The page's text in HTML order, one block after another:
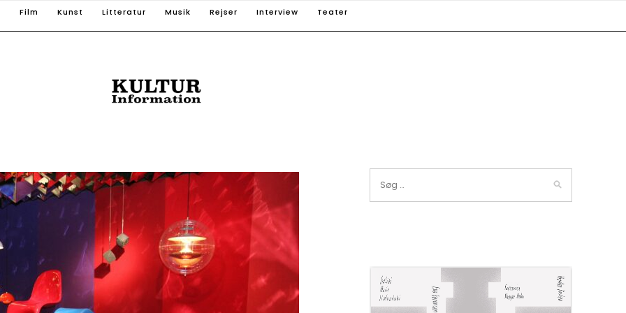
Film Kunst Litteratur Musik Rejser Interview Teater